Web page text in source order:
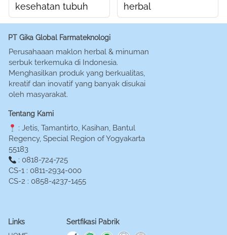
kesehatan tubuh
herbal
PT Gika Global Farmateknologi
Perusahaaan maklon herbal & minuman
serbuk terkemuka di Indonesia.
Menghasilkan produk yang berkualitas,
kreatif dan inovatif yang banyak disukai
oleh masyarakat.
Tentang Kami
: Jetis, Tamantirto, Kasihan, Bantul
Regency, Special Region of Yogyakarta
55183
: 0818-724-725
CS-1 : 0811-2934-000
CS-2 : 0858-4237-1455
Links Sertfikasi Pabrik